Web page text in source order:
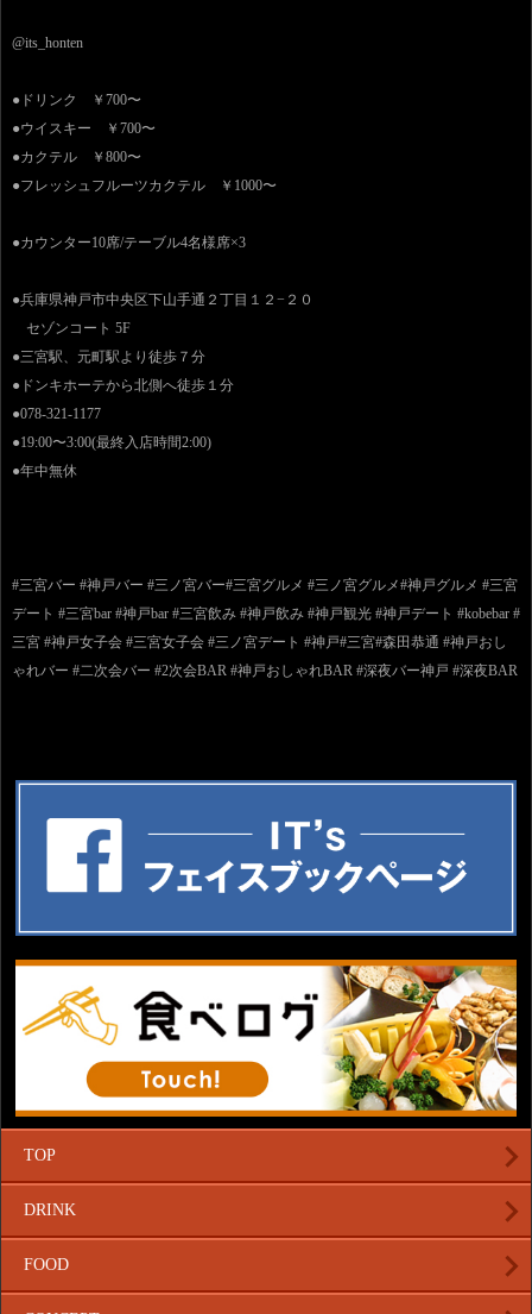
@its_honten
●ドリンク ￥700〜
●ウイスキー ￥700〜
●カクテル ￥800〜
●フレッシュフルーツカクテル ￥1000〜
●カウンター10席/テーブル4名様席×3
●兵庫県神戸市中央区下山手通２丁目１２−２０
セゾンコート 5F
●三宮駅、元町駅より徒歩７分
●ドンキホーテから北側へ徒歩１分
●078-321-1177
●19:00〜3:00(最終入店時間2:00)
●年中無休
#三宮バー #神戸バー #三ノ宮バー#三宮グルメ #三ノ宮グルメ#神戸グルメ #三宮
デート #三宮bar #神戸bar #三宮飲み #神戸飲み #神戸観光 #神戸デート #kobebar #
三宮 #神戸女子会 #三宮女子会 #三ノ宮デート #神戸#三宮#森田恭通 #神戸おし
ゃれバー #二次会バー #2次会BAR #神戸おしゃれBAR #深夜バー神戸 #深夜BAR
TOP
DRINK
FOOD